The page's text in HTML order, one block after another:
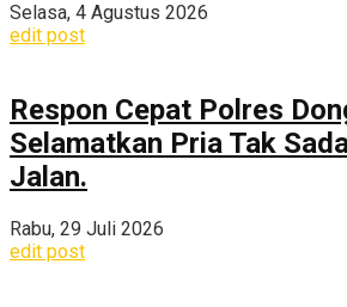
Selasa, 4 Agustus 2026
edit post
Respon Cepat Polres
Selamatkan Pria Tak
Jalan.
Rabu, 29 Juli 2026
edit post